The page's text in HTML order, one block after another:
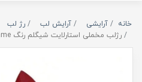
خانه آرایشی آرایش لب
رژ لب
رژلب مخملی استارلایت شیگلم رنگ Flame^